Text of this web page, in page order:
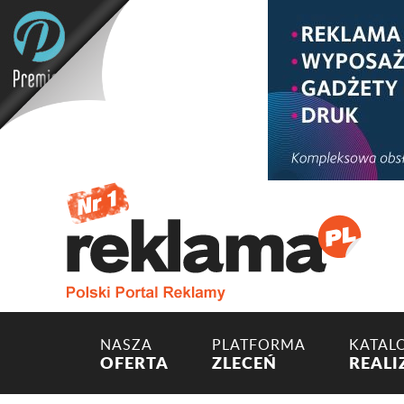
NASZA
OFERTA
PLATFORMA
ZLECEŃ